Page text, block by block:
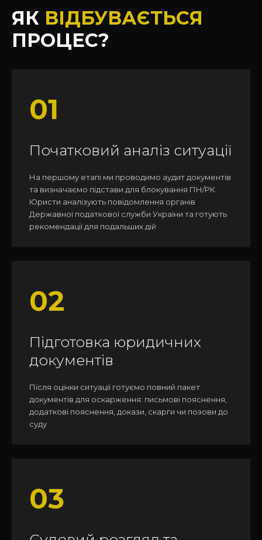
ЯК ВІДБУВАЄТЬСЯ
ПРОЦЕС?
01
Початковий аналіз ситуації
На першому етапі ми проводимо аудит документів
та визначаємо підстави для блокування ПН/РК.
Юристи аналізують повідомлення органів
Державної податкової служби України та готують
рекомендації для подальших дій
02
Підготовка юридичних
документів
Після оцінки ситуації готуємо повний пакет
документів для оскарження: письмові пояснення,
додаткові пояснення, докази, скарги чи позови до
суду
03